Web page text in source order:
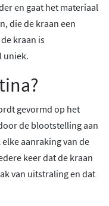
en gaat het materiaal
die de kraan een
kraan is
uniek.
gevormd op het
de blootstelling aan
aanraking van de
keer dat de kraan
van uitstraling en dat